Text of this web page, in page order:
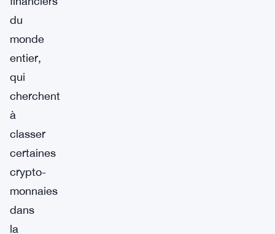
du
monde
entier,
qui
cherchent
à
classer
certaines
crypto-
monnaies
dans
la